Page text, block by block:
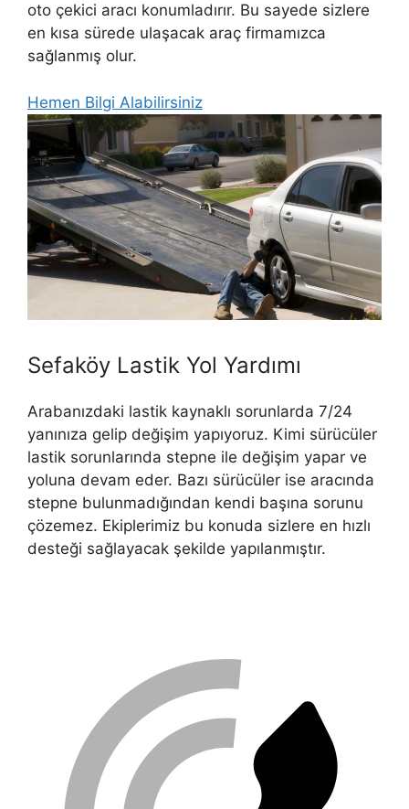
oto çekici aracı konumladırır. Bu sayede sizlere
en kısa sürede ulaşacak araç firmamızca
sağlanmış olur.
Hemen Bilgi Alabilirsiniz
Sefaköy Lastik Yol Yardımı
Arabanızdaki lastik kaynaklı sorunlarda 7/24
yanınıza gelip değişim yapıyoruz. Kimi sürücüler
lastik sorunlarında stepne ile değişim yapar ve
yoluna devam eder. Bazı sürücüler ise aracında
stepne bulunmadığından kendi başına sorunu
çözemez. Ekiplerimiz bu konuda sizlere en hızlı
desteği sağlayacak şekilde yapılanmıştır.